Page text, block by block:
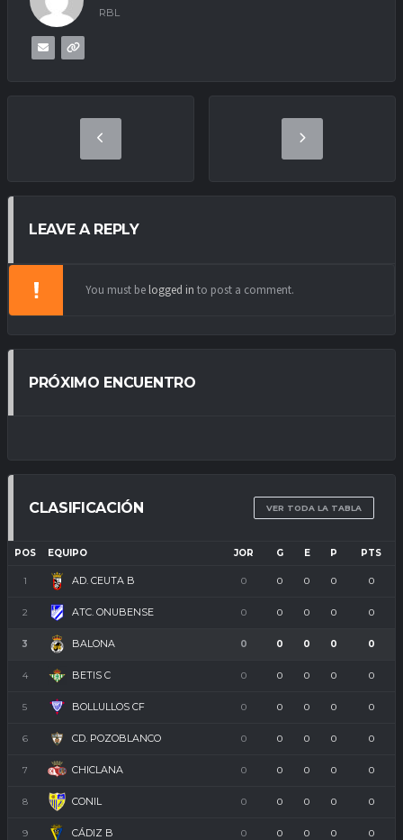
RBL
LEAVE A REPLY
You must be logged in to post a comment.
PRÓXIMO ENCUENTRO
CLASIFICACIÓN VER TODA LA TABLA
POS EQUIPO JOR G E P PTS
1 AD. CEUTA B 0 0 0 0 0
2 ATC. ONUBENSE 0 0 0 0 0
3 BALONA 0 0 0 0 0
4 BETIS C 0 0 0 0 0
5 BOLLULLOS CF 0 0 0 0 0
6 CD. POZOBLANCO 0 0 0 0 0
7 CHICLANA 0 0 0 0 0
8 CONIL 0 0 0 0 0
9 CÁDIZ B 0 0 0 0 0